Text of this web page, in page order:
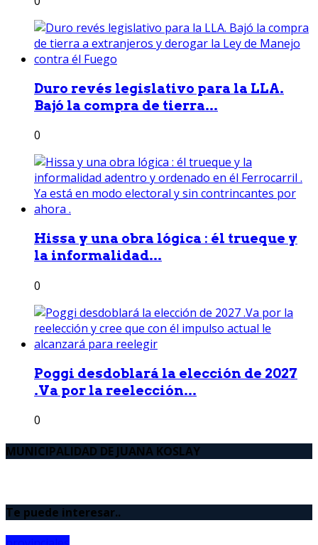
Duro revés legislativo para la LLA.
Bajó la compra de tierra...
0
Hissa y una obra lógica : él trueque y
la informalidad...
0
Poggi desdoblará la elección de 2027
.Va por la reelección...
0
MUNICIPALIDAD DE JUANA KOSLAY
Te puede interesar..